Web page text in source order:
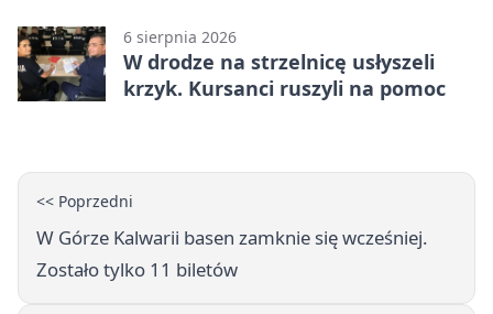
6 sierpnia 2026
W drodze na strzelnicę usłyszeli
krzyk. Kursanci ruszyli na pomoc
<< Poprzedni
W Górze Kalwarii basen zamknie się wcześniej.
Zostało tylko 11 biletów